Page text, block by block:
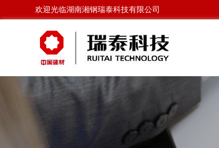
欢迎光临湖南湘钢瑞泰科技有限公司